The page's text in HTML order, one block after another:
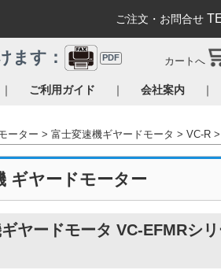
ご注文・お問合せ
｜ ご利用ガイド ｜ 会社案内 ｜
ます： PDF カートへ
ーター 富士変速機ギヤードモータ VC-R
ギヤードモーター
ヤードモータ VC-EFMRシ